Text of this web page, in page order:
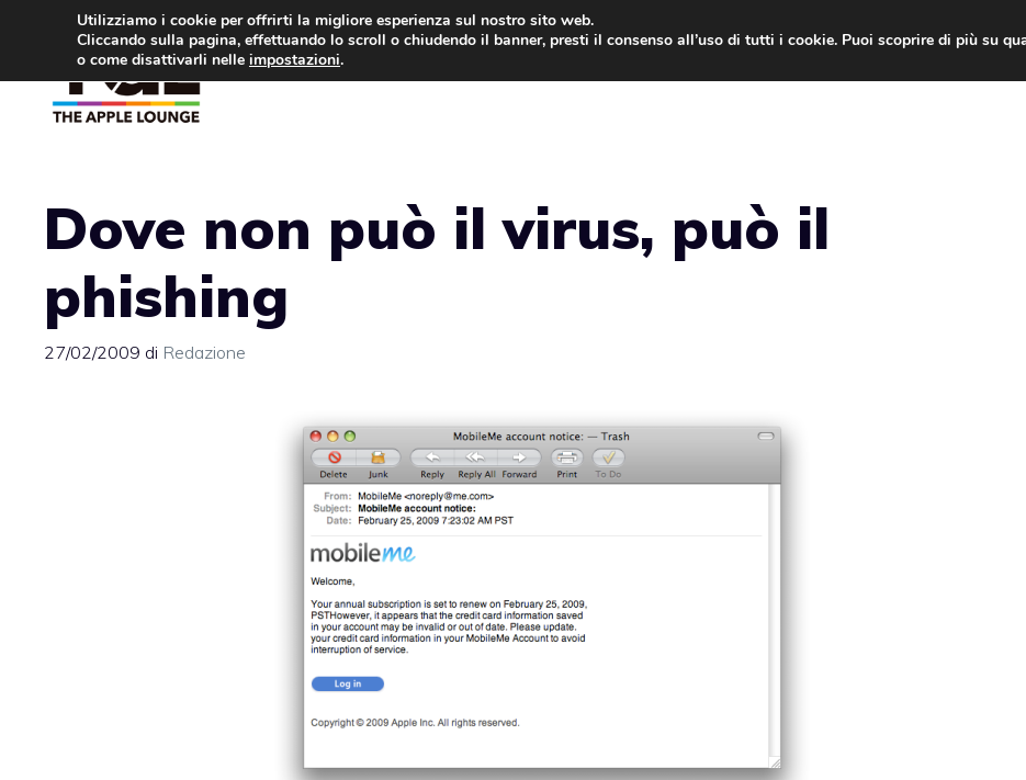
contenuto
Dove non può il virus, può il
phishing
27/02/2009 di Redazione
Utilizziamo i cookie per offrirti la migliore esperienza sul nostro sito web.
Cliccando sulla pagina, effettuando lo scroll o chiudendo il banner, presti il consenso all’uso di tutti i cookie. Puoi scoprire di più su
o come disattivarli nelle impostazioni.